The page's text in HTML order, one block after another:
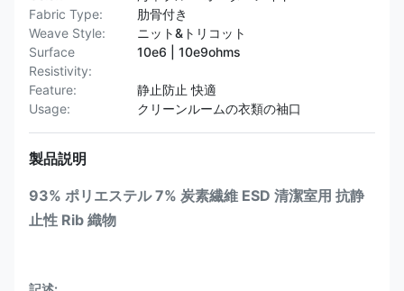
Fabric Type:
肋骨付き
Weave Style:
ニット&トリコット
Surface
Resistivity:
10e6 | 10e9ohms
Feature:
静止防止 快適
Usage:
クリーンルームの衣類の袖口
製品説明
93% ポリエステル 7% 炭素繊維 ESD 清潔室用 抗静
止性 Rib 織物